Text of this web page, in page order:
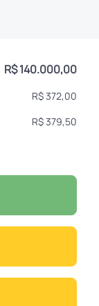
R$ 140.000,00
R$ 372,00
R$ 379,50